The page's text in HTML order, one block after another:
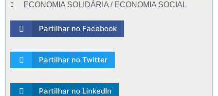
ECONOMIA SOLIDÁRIA / ECONOMIA SOCIAL
Partilhar no Facebook
Partilhar no Twitter
Partilhar no LinkedIn